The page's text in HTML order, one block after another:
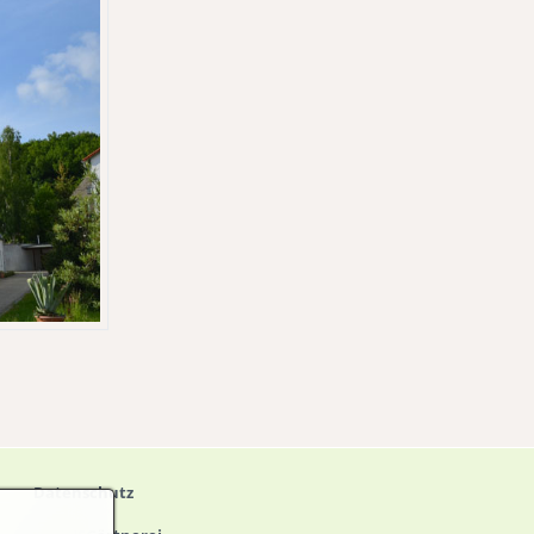
Datenschutz